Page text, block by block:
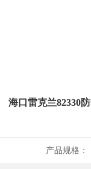
海口雷克兰82330
产品规格：